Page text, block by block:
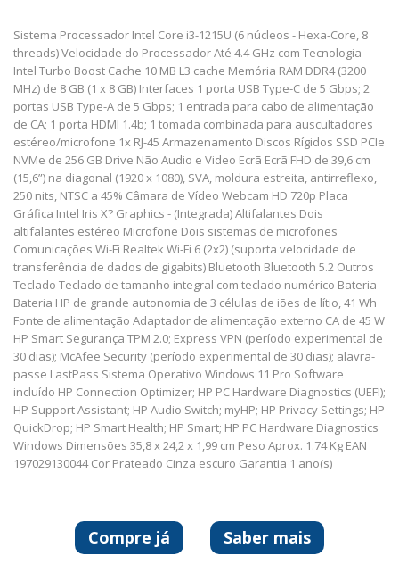
Sistema Processador Intel Core i3-1215U (6 núcleos - Hexa-Core, 8
threads) Velocidade do Processador Até 4.4 GHz com Tecnologia
Intel Turbo Boost Cache 10 MB L3 cache Memória RAM DDR4 (3200
MHz) de 8 GB (1 x 8 GB) Interfaces 1 porta USB Type-C de 5 Gbps; 2
portas USB Type-A de 5 Gbps; 1 entrada para cabo de alimentação
de CA; 1 porta HDMI 1.4b; 1 tomada combinada para auscultadores
estéreo/microfone 1x RJ-45 Armazenamento Discos Rígidos SSD PCIe
NVMe de 256 GB Drive Não Audio e Video Ecrã Ecrã FHD de 39,6 cm
(15,6”) na diagonal (1920 x 1080), SVA, moldura estreita, antirreflexo,
250 nits, NTSC a 45% Câmara de Vídeo Webcam HD 720p Placa
Gráfica Intel Iris X? Graphics - (Integrada) Altifalantes Dois
altifalantes estéreo Microfone Dois sistemas de microfones
Comunicações Wi-Fi Realtek Wi-Fi 6 (2x2) (suporta velocidade de
transferência de dados de gigabits) Bluetooth Bluetooth 5.2 Outros
Teclado Teclado de tamanho integral com teclado numérico Bateria
Bateria HP de grande autonomia de 3 células de iões de lítio, 41 Wh
Fonte de alimentação Adaptador de alimentação externo CA de 45 W
HP Smart Segurança TPM 2.0; Express VPN (período experimental de
30 dias); McAfee Security (período experimental de 30 dias); alavra-
passe LastPass Sistema Operativo Windows 11 Pro Software
incluído HP Connection Optimizer; HP PC Hardware Diagnostics (UEFI);
HP Support Assistant; HP Audio Switch; myHP; HP Privacy Settings; HP
QuickDrop; HP Smart Health; HP Smart; HP PC Hardware Diagnostics
Windows Dimensões 35,8 x 24,2 x 1,99 cm Peso Aprox. 1.74 Kg EAN
197029130044 Cor Prateado Cinza escuro Garantia 1 ano(s)
Saber mais
Compre já